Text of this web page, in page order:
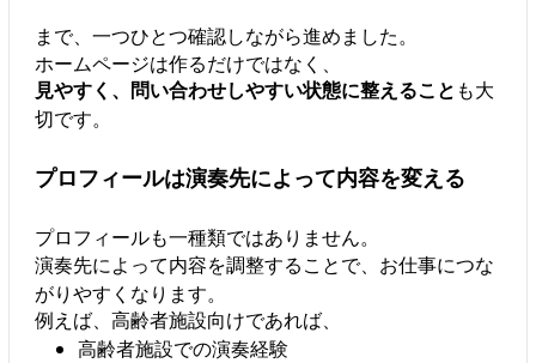
まで、一つひとつ確認しながら進めました。
ホームページは作るだけではなく、
見やすく、問い合わせしやすい状態に整えること も大
切です。
プロフィールは演奏先によって内容を変える
プロフィールも一種類ではありません。
演奏先によって内容を調整することで、お仕事につな
がりやすくなります。
例えば、高齢者施設向けであれば、
高齢者施設での演奏経験